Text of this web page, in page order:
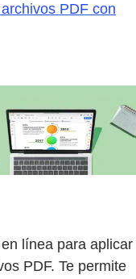
PDF con
línea para aplicar
PDF. Te permite